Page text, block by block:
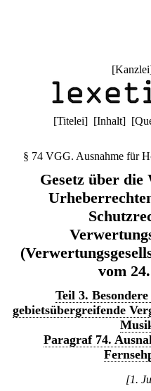
[Kanzlei
[Titelei] [Inhalt] [
§ 74 VGG. Ausnahme für
Gesetz über die
vom
Teil 3.
gebietsübergreifende
Paragraf 74.
[1.